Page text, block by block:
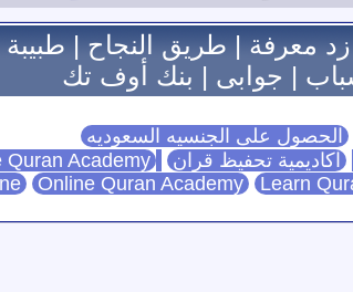
زد معرفة|طريق النجاح|
| جوابى | بنك أوف تك
الحصول على الجنسيه السعوديه
اكاديمية تحفيظ قران Quran Academy
Online Quran Academy Learn